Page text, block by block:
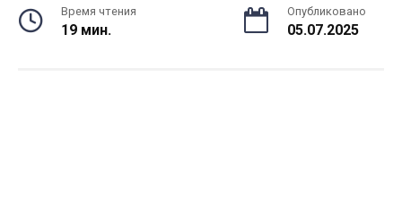
Время чтения
19 мин.
Опубликовано
05.07.2025